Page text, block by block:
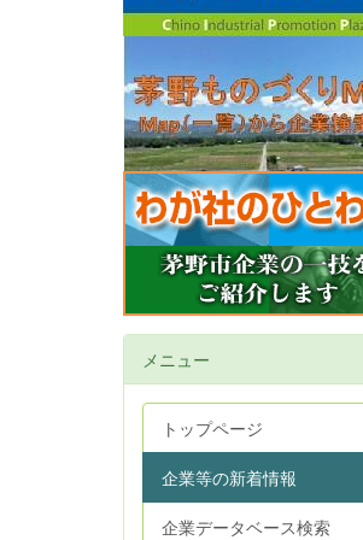
メニュー
トップページ
企業等の新着情報
企業データベース検索